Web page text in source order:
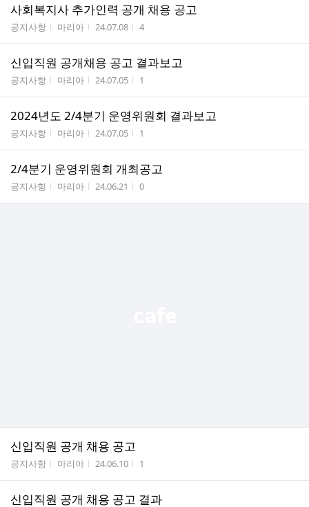
사회복지사 추가인력 공개 채용 공고
게시판명
공지사항 작성자
마리아 작성시간
24.07.08 조회수
4
신입직원 공개채용 공고 결과보고
게시판명
공지사항 작성자
마리아 작성시간
24.07.05 조회수
1
2024년도 2/4분기 운영위원회 결과보고
게시판명
공지사항 작성자
마리아 작성시간
24.07.05 조회수
1
2/4분기 운영위원회 개최공고
게시판명
공지사항 작성자
마리아 작성시간
24.06.21 조회수
0
신입직원 공개 채용 공고
게시판명
공지사항 작성자
마리아 작성시간
24.06.10 조회수
1
신입직원 공개 채용 공고 결과